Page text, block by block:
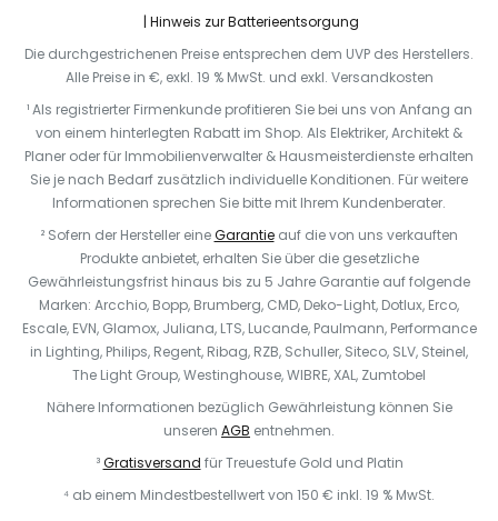
Hinweis zur Batterieentsorgung
Die durchgestrichenen Preise entsprechen dem UVP des Herstellers.
Alle Preise in €, exkl. 19 % MwSt. und exkl. Versandkosten
¹ Als registrierter Firmenkunde profitieren Sie bei uns von Anfang an
von einem hinterlegten Rabatt im Shop. Als Elektriker, Architekt &
Planer oder für Immobilienverwalter & Hausmeisterdienste erhalten
Sie je nach Bedarf zusätzlich individuelle Konditionen. Für weitere
Informationen sprechen Sie bitte mit Ihrem Kundenberater.
² Sofern der Hersteller eineGarantieauf die von uns verkauften
Produkte anbietet, erhalten Sie über die gesetzliche
Gewährleistungsfrist hinaus bis zu 5 Jahre Garantie auf folgende
Marken: Arcchio, Bopp, Brumberg, CMD, Deko-Light, Dotlux, Erco,
Escale, EVN, Glamox, Juliana, LTS, Lucande, Paulmann, Performance
in Lighting, Philips, Regent, Ribag, RZB, Schuller, Siteco, SLV, Steinel,
The Light Group, Westinghouse, WIBRE, XAL, Zumtobel
Nähere Informationen bezüglich Gewährleistung können Sie
unseren AGB entnehmen.
³Gratisversand für Treuestufe Gold und Platin
⁴ ab einem Mindestbestellwert von 150 € inkl. 19 % MwSt.